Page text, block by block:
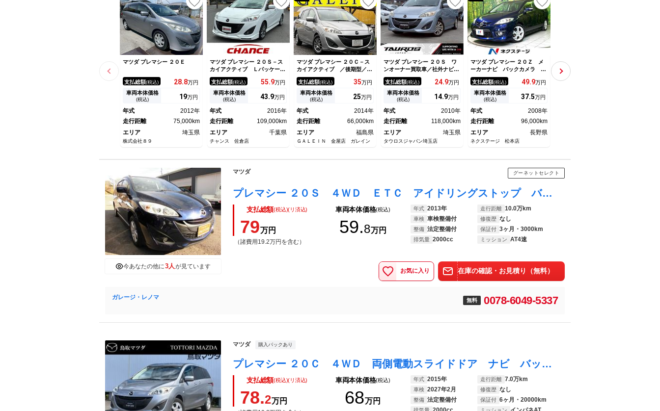
マツダ プレマシー ２０Ｅ
支払総額(税込) 28.8万円
車両本体価格
(税込) 19万円
年式
2012年
走行距離
75,000km
エリア
埼玉県
株式会社８９
マツダ プレマシー ２０Ｓ－ス
カイアクティブ Ｌパッケー
ジ サイドエアバック ＥＴＣ
１．０ 純正アルミホイール
スマートキー クルーズコント
ロール 電動格納ミラー ＨＩ
フルセグ ＣＤ ＤＶＤ Ｂｌ
ｕｅｔｏｏｔｈ接続 バックカ
支払総額(税込) 55.9万円
車両本体価格
(税込) 43.9万円
年式
2016年
走行距離
109,000km
エリア
千葉県
チャンス 佐倉店
マツダ プレマシー ２０Ｃ－ス
カイアクティブ ／後期型／ナ
ビ／Ｂカメラ／ＴＶ／Ｂｌｕｅ
ｔｏｏｔｈオーディオ／片側電
動／禁煙車／ＤＶＤ再生／ＥＴ
Ｃ／タイミングチェーン／オー
ー／ＭＴモード／社外１５ＡＷ
支払総額(税込) 35万円
車両本体価格
(税込) 25万円
年式
2014年
走行距離
66,000km
エリア
福島県
ＧＡＬＥＩＮ 金屋店 ガレイン
マツダ プレマシー ２０Ｓ ワ
ンオーナー買取車／社外ナビ／
左側パワースライドドア／バッ
クカメラ／ＴＶ／純正アルミホ
イール１６インチ／オートエア
コン／ＥＴＣ／オートライト／
ー／オートクルーズ
支払総額(税込) 24.9万円
車両本体価格
(税込) 14.9万円
年式
2010年
走行距離
118,000km
エリア
埼玉県
タウロスジャパン埼玉店
マツダ プレマシー ２０Ｚ メ
ーカーナビ バックカメラ 両
側電動スライド ドライブレコ
ーダー フロントフォグ オー
トライト オートエアコン ス
マートキー 電動格納ミラー
支払総額(税込) 49.9万円
車両本体価格
(税込) 37.5万円
年式
2008年
走行距離
96,000km
エリア
長野県
ネクステージ 松本店
マツダ プレマシー ２０Ｓ プ
レステージスタイルＩＩ 純正
ナビ バックカメラ 禁煙車
支払総額
今あなたの他に3人 が見ています
マツダ グーネットセレクト
プレマシー ２０Ｓ ４ＷＤ ＥＴＣ アイドリングストップ バッグカメラ 盗難防止機能 衝突安全ボディ スマートキー 運転席エアバッグ 助手席エアバッグ ＣＤ ＤＶＤ
支払総額(税込)(リ済込)
79万円
（諸費用19.2万円を含む）
車両本体価格(税込)
59.8万円
年式 2013年 走行距離 10.0万km
車検 車検整備付 修復歴 なし
整備 法定整備付 保証付 3ヶ月・3000km
排気量 2000cc ミッション AT4速
お気に入り 在庫の確認・お見積り（無料）
ガレージ・レノマ 無料 0078-6049-5337
マツダ 購入パックあり
プレマシー ２０Ｃ ４ＷＤ 両側電動スライドドア ナビ バックカメラ スマートキー ＥＴＣ アルミ
支払総額(税込)(リ済込)
78.2万円
車両本体価格(税込)
68万円
年式 2015年 走行距離 7.0万km
車検 2027年2月 修復歴 なし
整備 法定整備付 保証付 6ヶ月・20000km